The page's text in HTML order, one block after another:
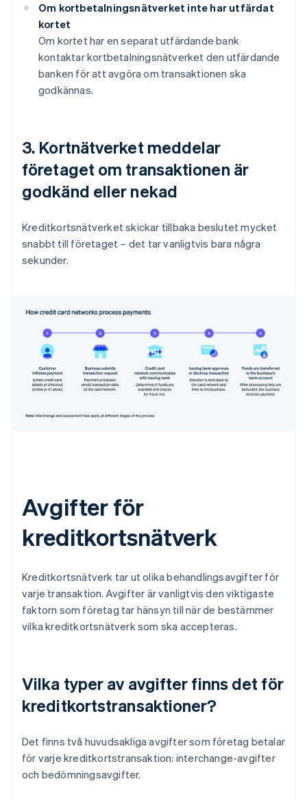
Om kortbetalningsnätverket inte har utfärdat
kortet
Om kortet har en separat utfärdande bank
kontaktar kortbetalningsnätverket den utfärdande
banken för att avgöra om transaktionen ska
godkännas.
3. Kortnätverket meddelar
företaget om transaktionen är
godkänd eller nekad
Kreditkortsnätverket skickar tillbaka beslutet mycket
snabbt till företaget – det tar vanligtvis bara några
sekunder.
Avgifter för
kreditkortsnätverk
Kreditkortsnätverk tar ut olika behandlingsavgifter för
varje transaktion. Avgifter är vanligtvis den viktigaste
faktorn som företag tar hänsyn till när de bestämmer
vilka kreditkortsnätverk som ska accepteras.
Vilka typer av avgifter finns det för
kreditkortstransaktioner?
Det finns två huvudsakliga avgifter som företag betalar
för varje kreditkortstransaktion: interchange-avgifter
och bedömningsavgifter.